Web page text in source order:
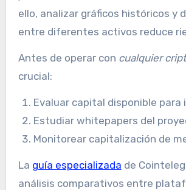
ello, analizar gráficos históricos y
entre diferentes activos reduce
Antes de operar con cualquier
crucial:
Evaluar capital disponible para
Estudiar whitepapers del
Monitorear capitalización de
La guía especializada de
análisis comparativos entre